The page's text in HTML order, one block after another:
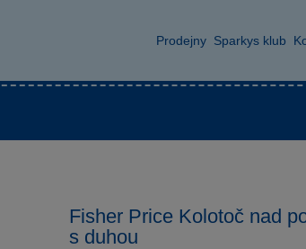
Prodejny Sparkys klub
Fisher Price Kolotoč nad
s duhou